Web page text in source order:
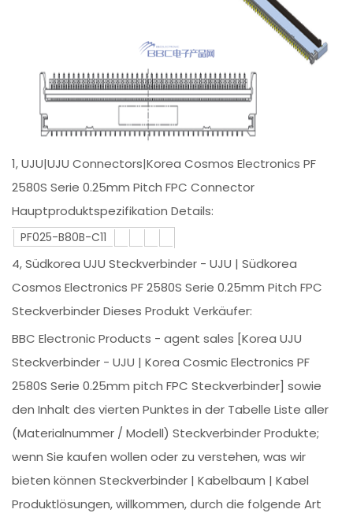
1, UJU|UJU Connectors|Korea Cosmos Electronics PF
2580S Serie 0.25mm Pitch FPC Connector
Hauptproduktspezifikation Details:
PF025-B80B-C11
4, Südkorea UJU Steckverbinder - UJU | Südkorea
Cosmos Electronics PF 2580S Serie 0.25mm Pitch FPC
Steckverbinder Dieses Produkt Verkäufer:
BBC Electronic Products - agent sales [Korea UJU
Steckverbinder - UJU | Korea Cosmic Electronics PF
2580S Serie 0.25mm pitch FPC Steckverbinder] sowie
den Inhalt des vierten Punktes in der Tabelle Liste aller
(Materialnummer / Modell) Steckverbinder Produkte;
wenn Sie kaufen wollen oder zu verstehen, was wir
bieten können Steckverbinder | Kabelbaum | Kabel
Produktlösungen, willkommen, durch die folgende Art